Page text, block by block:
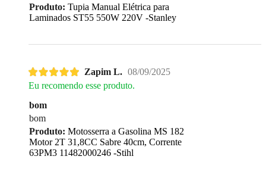
Produto: Tupia Manual Elétrica para
Laminados ST55 550W 220V -Stanley
Zapim L. 08/09/2025
Eu recomendo esse produto.
bom
bom
Produto: Motosserra a Gasolina MS 182
Motor 2T 31,8CC Sabre 40cm, Corrente
63PM3 11482000246 -Stihl